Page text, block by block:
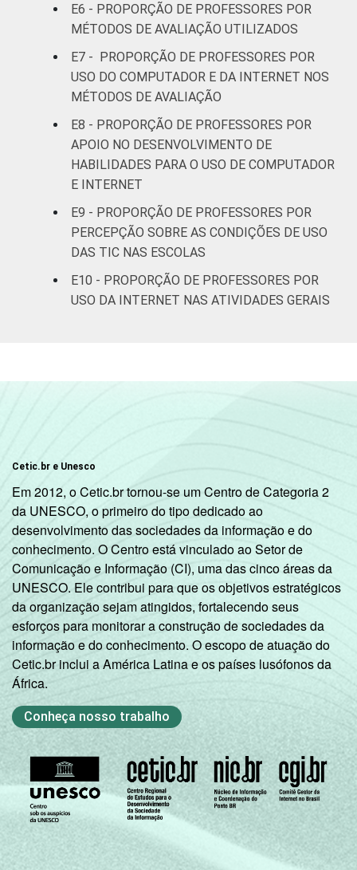
Total —
Públicas
76
Particular
SÉRIE
4ª série / 5º
Ensino
76
8ª série / 9º
ano do
Fundamental
Cada item apresentado se refere apenas aos
resultados da alternativa "sim". Dados
coletados entre setembro e dezembro de
2013.
Fonte: NIC.br - set 2013 / dez 2013
E6 - PROPORÇÃO DE PROFESSORES POR
MÉTODOS DE AVALIAÇÃO UTILIZADOS
E7 - PROPORÇÃO DE PROFESSORES POR
USO DO COMPUTADOR E DA INTERNET NOS
MÉTODOS DE AVALIAÇÃO
E8 - PROPORÇÃO DE PROFESSORES POR
APOIO NO DESENVOLVIMENTO DE
HABILIDADES PARA O USO DE COMPUTADOR
E INTERNET
E9 - PROPORÇÃO DE PROFESSORES POR
PERCEPÇÃO SOBRE AS CONDIÇÕES DE USO
DAS TIC NAS ESCOLAS
E10 - PROPORÇÃO DE PROFESSORES POR
USO DA INTERNET NAS ATIVIDADES GERAIS
Cetic.br e Unesco
Em 2012, o Cetic.br tornou-se um Centro de Categoria 2
da UNESCO, o primeiro do tipo dedicado ao
desenvolvimento das sociedades da informação e do
conhecimento. O Centro está vinculado ao Setor de
Comunicação e Informação (CI), uma das cinco áreas da
UNESCO. Ele contribui para que os objetivos estratégicos
da organização sejam atingidos, fortalecendo seus
esforços para monitorar a construção de sociedades da
informação e do conhecimento. O escopo de atuação do
Cetic.br inclui a América Latina e os países lusófonos da
África.
Conheça nosso trabalho